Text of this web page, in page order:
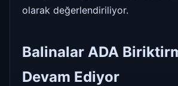
olarak değerlendiriliyor.
Balinalar ADA
Devam Ediyor